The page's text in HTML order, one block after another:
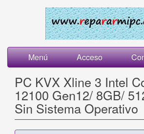
Menú Acceso
PC KVX Xline 3 Intel
12100 Gen12/ 8GB/
Sin Sistema Operativo